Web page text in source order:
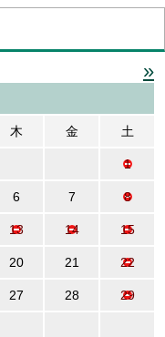
»
木 金 土
1
6 7 8
13 14 15
20 21 22
27 28 29